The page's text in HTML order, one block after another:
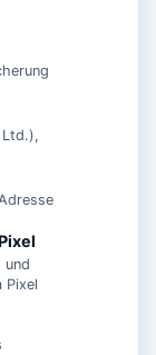
Ltd.),
und
Pixel